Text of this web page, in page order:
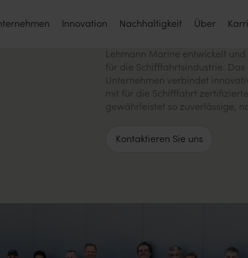
Innovation Nachhaltigkeit Über
Lehmann Marine entwickelt
für die Schifffahrtsindustrie.
Unternehmen verbindet
mit für die Schifffahrt
gewährleistet so zuverlässige,
Kontaktieren Sie uns